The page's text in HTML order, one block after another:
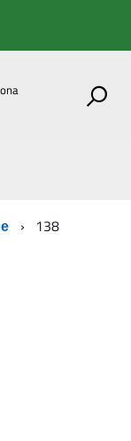
138